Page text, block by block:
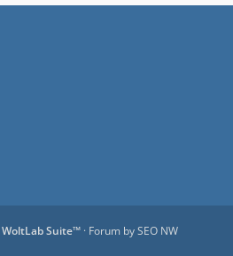
WoltLab Suite™· Forum bySEO NW